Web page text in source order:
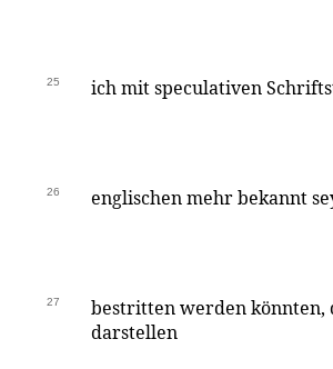
25 ich mit speculativen
26 englischen mehr bekannt
27
bestritten werden
darstellen